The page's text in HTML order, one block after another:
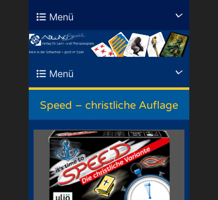
Menü
Menü
Speed – christliche Auflage